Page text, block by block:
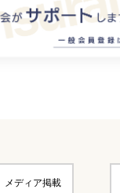
メディア掲載